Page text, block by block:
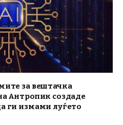
за вештачка
Антропик создаде
ги измами луѓето